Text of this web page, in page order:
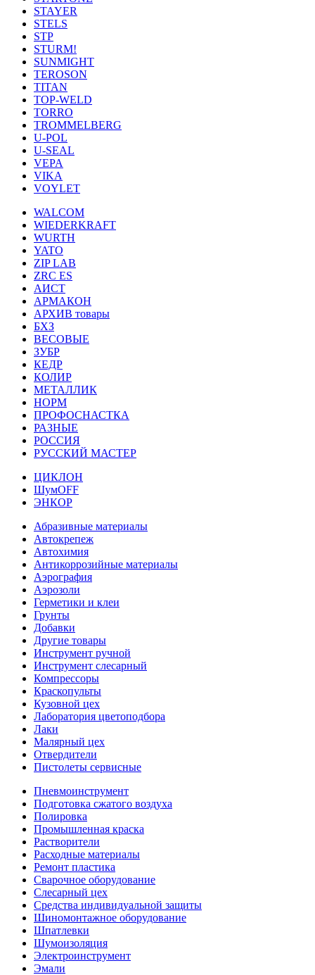
STAYER
STELS
STP
STURM!
SUNMIGHT
TEROSON
TITAN
TOP-WELD
TORRO
TROMMELBERG
U-POL
U-SEAL
VEPA
VIKA
VOYLET
WALCOM
WIEDERKRAFT
WURTH
YATO
ZIP LAB
ZRC ES
АИСТ
АРМАКОН
АРХИВ товары
БХЗ
ВЕСОВЫЕ
ЗУБР
КЕДР
КОЛИР
МЕТАЛЛИК
НОРМ
ПРОФОСНАСТКА
РАЗНЫЕ
РОССИЯ
РУССКИЙ МАСТЕР
ЦИКЛОН
ШумOFF
ЭНКОР
Абразивные материалы
Автокрепеж
Автохимия
Антикоррозийные материалы
Аэрография
Аэрозоли
Герметики и клеи
Грунты
Добавки
Другие товары
Инструмент ручной
Инструмент слесарный
Компрессоры
Краскопульты
Кузовной цех
Лаборатория цветоподбора
Лаки
Малярный цех
Отвердители
Пистолеты сервисные
Пневмоинструмент
Подготовка сжатого воздуха
Полировка
Промышленная краска
Растворители
Расходные материалы
Ремонт пластика
Сварочное оборудование
Слесарный цех
Средства индивидуальной защиты
Шиномонтажное оборудование
Шпатлевки
Шумоизоляция
Электроинструмент
Эмали